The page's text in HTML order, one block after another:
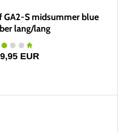
GA2-S midsummer blue
lang/lang
EUR